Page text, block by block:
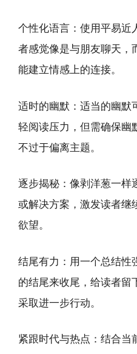
个性化语言：使用平易近
者感觉像是与朋友聊天，
能建立情感上的连接。
适时的幽默：适当的幽默
轻阅读压力，但需确保幽
不过于偏离主题。
逐步揭秘：像剥洋葱一样
或解决方案，激发读者继
欲望。
结尾有力：用一个总结性
的结尾来收尾，给读者留
采取进一步行动。
紧跟时代与热点：结合当